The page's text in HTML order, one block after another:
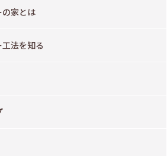
の家とは
法を知る